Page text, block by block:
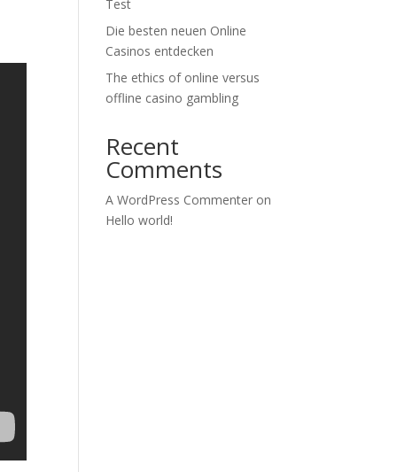
Test
Die besten neuen Online
Casinos entdecken
The ethics of online versus
offline casino gambling
Recent
Comments
A WordPress Commenter on
Hello world!